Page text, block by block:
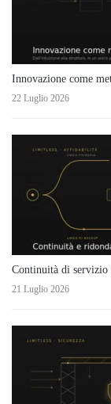
Innovazione come
22 Luglio 2026
Continuità di servizio
21 Luglio 2026